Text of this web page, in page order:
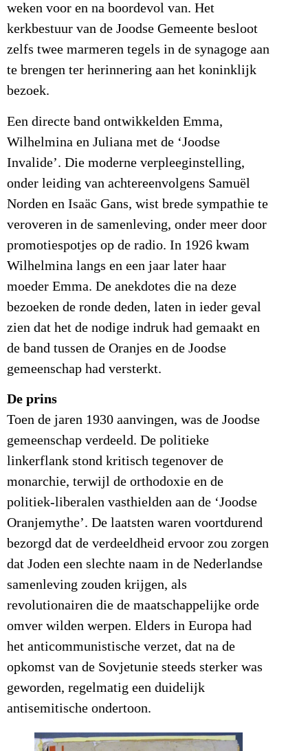
weken voor en na boordevol van. Het
kerkbestuur van de Joodse Gemeente besloot
zelfs twee marmeren tegels in de synagoge aan
te brengen ter herinnering aan het koninklijk
bezoek.
Een directe band ontwikkelden Emma,
Wilhelmina en Juliana met de ‘Joodse
Invalide’. Die moderne verpleeginstelling,
onder leiding van achtereenvolgens Samuël
Norden en Isaäc Gans, wist brede sympathie te
veroveren in de samenleving, onder meer door
promotiespotjes op de radio. In 1926 kwam
Wilhelmina langs en een jaar later haar
moeder Emma. De anekdotes die na deze
bezoeken de ronde deden, laten in ieder geval
zien dat het de nodige indruk had gemaakt en
de band tussen de Oranjes en de Joodse
gemeenschap had versterkt.
De prins
Toen de jaren 1930 aanvingen, was de Joodse
gemeenschap verdeeld. De politieke
linkerflank stond kritisch tegenover de
monarchie, terwijl de orthodoxie en de
politiek-liberalen vasthielden aan de ‘Joodse
Oranjemythe’. De laatsten waren voortdurend
bezorgd dat de verdeeldheid ervoor zou zorgen
dat Joden een slechte naam in de Nederlandse
samenleving zouden krijgen, als
revolutionairen die de maatschappelijke orde
omver wilden werpen. Elders in Europa had
het anticommunistische verzet, dat na de
opkomst van de Sovjetunie steeds sterker was
geworden, regelmatig een duidelijk
antisemitische ondertoon.